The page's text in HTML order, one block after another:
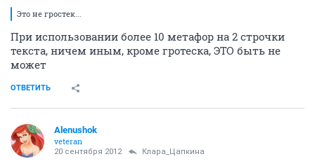
Это не гростек...
При использовании более 10 метафор на 2 строчки
текста, ничем иным, кроме гротеска, ЭТО быть не
может
ОТВЕТИТЬ
Alenushok
veteran
20 сентября 2012 Клара_Цапкина